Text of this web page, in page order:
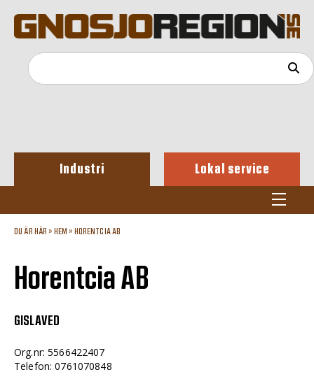
Industri Lokal service
DU ÄR HÄR » HEM » HORENTCIA AB
Horentcia AB
GISLAVED
Org.nr: 5566422407
Telefon: 0761070848